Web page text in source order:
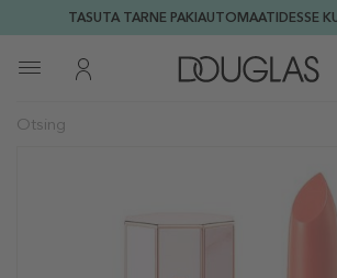
TASUTA TARNE PAKIAUTOMAATIDESSE